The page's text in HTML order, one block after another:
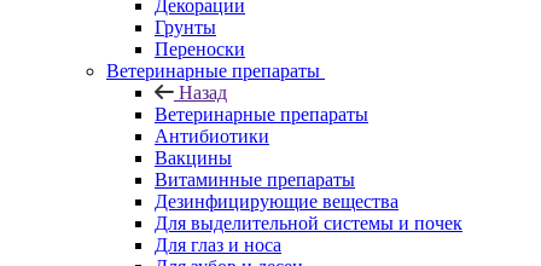
Декорации
Грунты
Переноски
Ветеринарные препараты
Назад
Ветеринарные препараты
Антибиотики
Вакцины
Витаминные препараты
Дезинфицирующие вещества
Для выделительной системы и почек
Для глаз и носа